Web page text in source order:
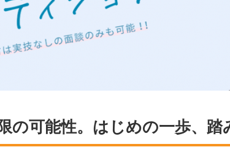
の可能性。はじめの一歩、踏